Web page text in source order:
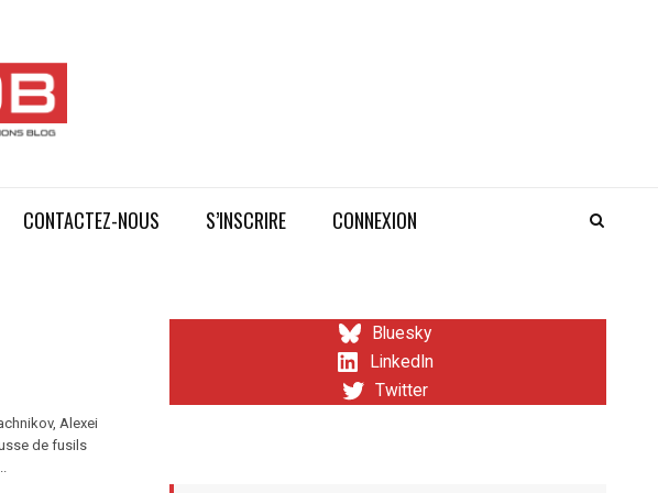
CONTACTEZ-NOUS S’INSCRIRE CONNEXION
Alexei
de fusils
Bluesky
LinkedIn
Twitter